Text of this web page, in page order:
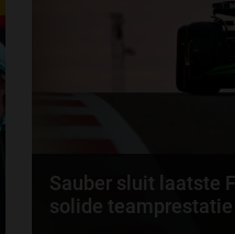
de redactie Grand Prix
Sauber sluit laatste
solide teamprestatie